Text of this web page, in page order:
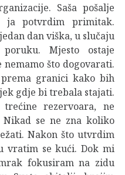
Saša pošalje
ja potvrdim primitak.
dan viška, u slučaju
Mjesto ostaje
što dogovarati.
granici kako bih
gdje bi trebala stajati.
rezervoara, ne
Nikad se ne zna koliko
Nakon što utvrdim
vratim se kući. Dok mi
fokusiram na zidu